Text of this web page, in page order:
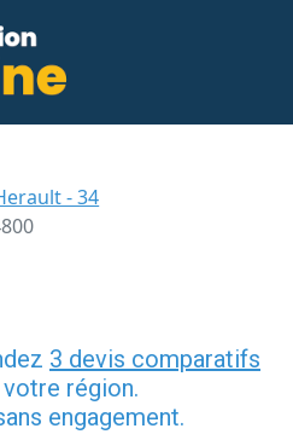
- 34
3 devis comparatifs
votre région.
engagement.